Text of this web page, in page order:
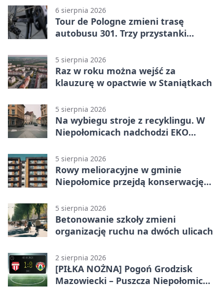
6 sierpnia 2026
Tour de Pologne zmieni trasę
autobusu 301. Trzy przystanki
5 sierpnia 2026
Raz w roku można wejść za
klauzurę w opactwie w Staniątkach
5 sierpnia 2026
Na wybiegu stroje z recyklingu. W
Niepołomicach nadchodzi EKO
5 sierpnia 2026
Rowy melioracyjne w gminie
Niepołomice przejdą konserwację.
5 sierpnia 2026
Betonowanie szkoły zmieni
organizację ruchu na dwóch ulicach
2 sierpnia 2026
[PIŁKA NOŻNA] Pogoń Grodzisk
Mazowiecki – Puszcza Niepołomice